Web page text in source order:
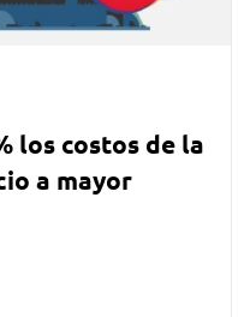
los costos de la
a mayor